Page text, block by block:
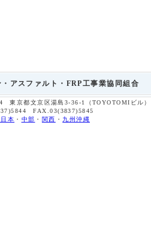
アスファルト・FRP工事業協同組合
東京都文京区湯島3-36-1（TOYOTOMIビル）
FAX.03(3837)5845
本 ・ 中部 ・ 関西 ・ 九州沖縄